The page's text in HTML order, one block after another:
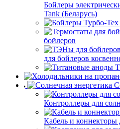
Бойлеры
Tank (Беларусь)
бойлеров
для бойлеров
Контроллеры для
Кабель и коннекторы